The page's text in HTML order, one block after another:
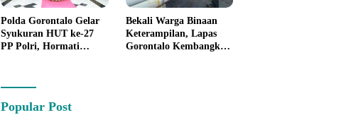
Polda Gorontalo Gelar
Syukuran HUT ke-27
PP Polri, Hormati
Bekali Warga Binaan
Keterampilan, Lapas
Gorontalo Kembangkan
Popular Post